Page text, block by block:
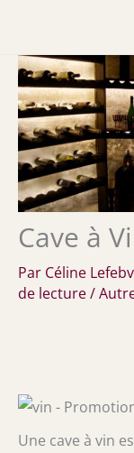
Cave à
Par Céline
de lecture/
Une cave à vin